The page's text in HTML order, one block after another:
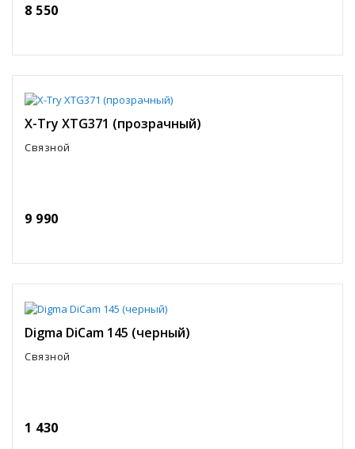
8 550
X-Try XTG371 (прозрачный)
Связной
9 990
Digma DiCam 145 (черный)
Связной
1 430